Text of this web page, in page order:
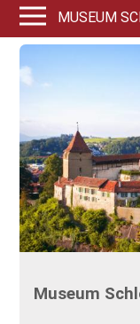
MUSEUM
Museum